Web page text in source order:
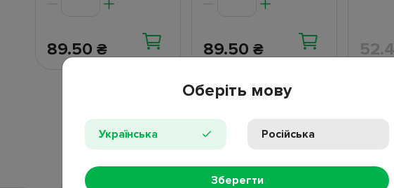
89.50 ₴ 89.50 ₴
ХИТЫ ПРОДАЖ
Оберіть мову
Українська Російська
Зберегти